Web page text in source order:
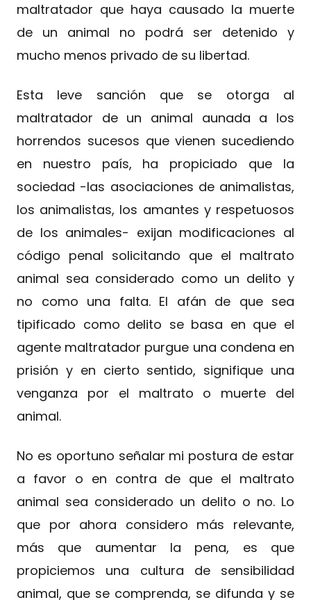
maltratador que haya causado la muerte
de un animal no podrá ser detenido y
mucho menos privado de su libertad.
Esta leve sanción que se otorga al
maltratador de un animal aunada a los
horrendos sucesos que vienen sucediendo
en nuestro país, ha propiciado que la
sociedad -las asociaciones de animalistas,
los animalistas, los amantes y respetuosos
de los animales- exijan modificaciones al
código penal solicitando que el maltrato
animal sea considerado como un delito y
no como una falta. El afán de que sea
tipificado como delito se basa en que el
agente maltratador purgue una condena en
prisión y en cierto sentido, signifique una
venganza por el maltrato o muerte del
animal.
No es oportuno señalar mi postura de estar
a favor o en contra de que el maltrato
animal sea considerado un delito o no. Lo
que por ahora considero más relevante,
más que aumentar la pena, es que
propiciemos una cultura de sensibilidad
animal, que se comprenda, se difunda y se